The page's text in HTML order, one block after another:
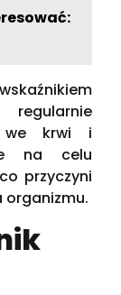
we krwi i
na celu
przyczyni
organizmu.